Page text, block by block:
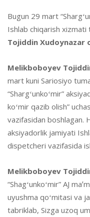
Bugun 29 mart
Ishlab chiqarish
Tojiddin Xudoynazar
Melikboboyev
mart kuni Sariosiyo
“Shargʻunkoʻmir”
koʻmir qazib olish”
vazifasidan boshlagan.
aksiyadorlik jamiyati
dispetcheri vazifasida
Melikboboyev
“Shagʻunkoʻmir” AJ
uyushma qoʻmitasi va
tabriklab, Sizga uzoq